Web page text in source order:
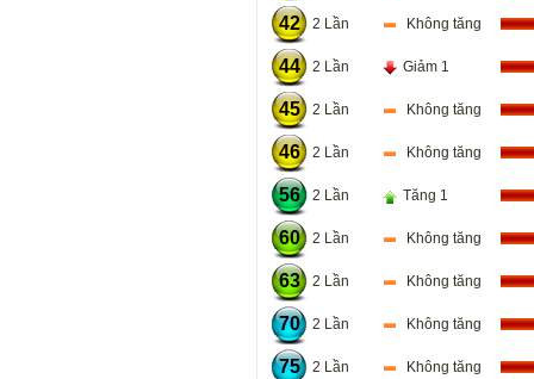
42 2 Lần Không tăng
44 2 Lần Giảm 1
45 2 Lần Không tăng
46 2 Lần Không tăng
56 2 Lần Tăng 1
60 2 Lần Không tăng
63 2 Lần Không tăng
70 2 Lần Không tăng
75 2 Lần Không tăng